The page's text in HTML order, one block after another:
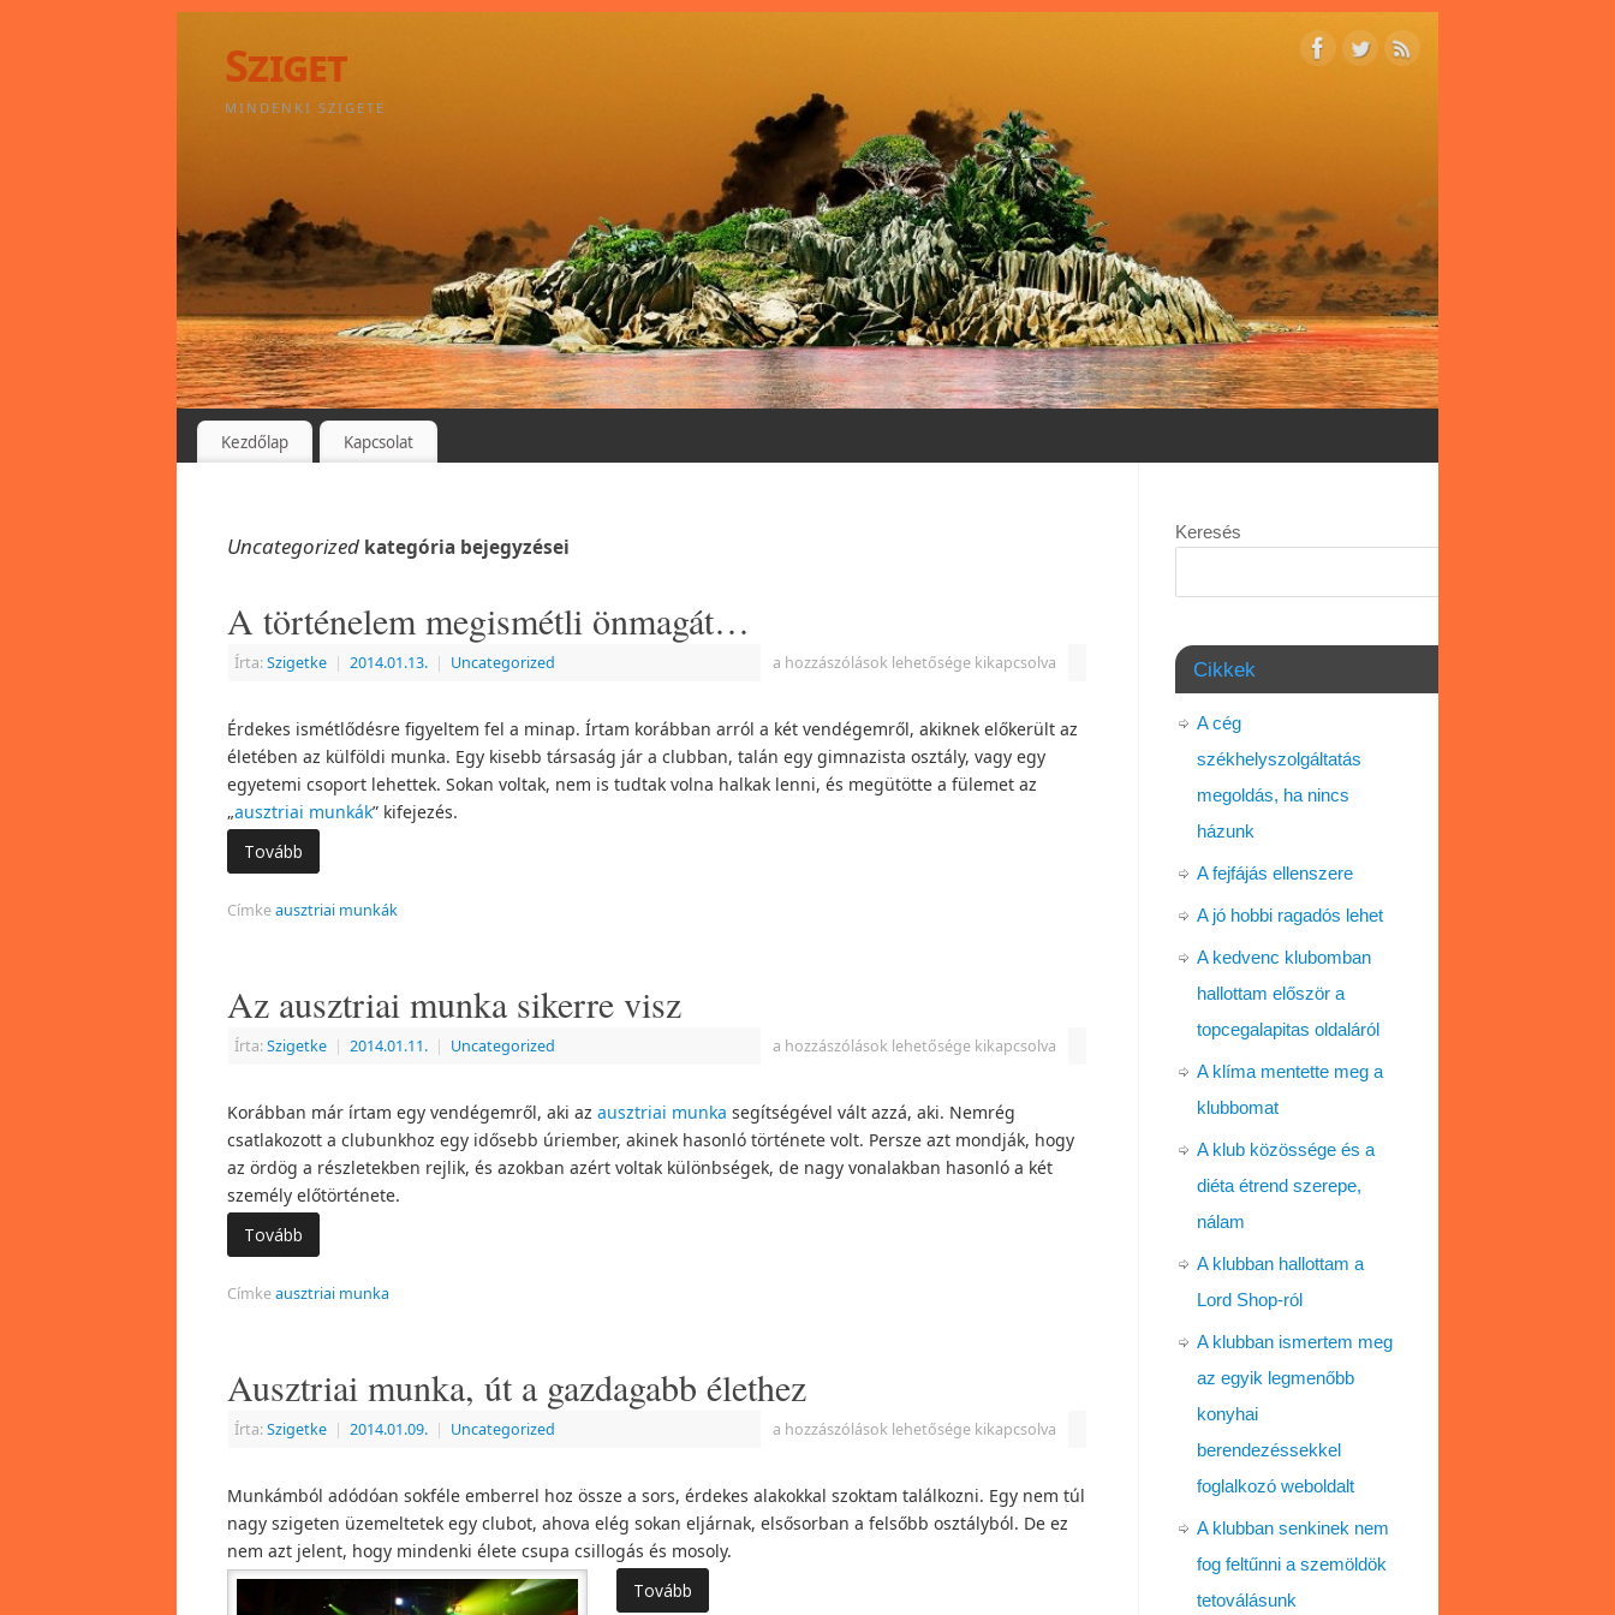
Sziget
MINDENKI SZIGETE
Kezdőlap Kapcsolat
Uncategorized kategória bejegyzései
A történelem megismétli önmagát…
Írta:Szigetke | 2014.01.13. | Uncategorized a hozzászólások lehetősége kikapcsolva
Érdekes ismétlődésre figyeltem fel a minap. Írtam korábban arról a két vendégemről, akiknek előkerült az
életében az külföldi munka. Egy kisebb társaság jár a clubban, talán egy gimnazista osztály, vagy egy
egyetemi csoport lehettek. Sokan voltak, nem is tudtak volna halkak lenni, és megütötte a fülemet az
„ausztriai munkák” kifejezés.
Tovább
Címkeausztriai munkák
Az ausztriai munka sikerre visz
Írta:Szigetke | 2014.01.11. | Uncategorized a hozzászólások lehetősége kikapcsolva
Korábban már írtam egy vendégemről, aki az ausztriai munka segítségével vált azzá, aki. Nemrég
csatlakozott a clubunkhoz egy idősebb úriember, akinek hasonló története volt. Persze azt mondják, hogy
az ördög a részletekben rejlik, és azokban azért voltak különbségek, de nagy vonalakban hasonló a két
személy előtörténete.
Tovább
Címkeausztriai munka
Ausztriai munka, út a gazdagabb élethez
Írta:Szigetke | 2014.01.09. | Uncategorized a hozzászólások lehetősége kikapcsolva
Munkámból adódóan sokféle emberrel hoz össze a sors, érdekes alakokkal szoktam találkozni. Egy nem túl
nagy szigeten üzemeltetek egy clubot, ahova elég sokan eljárnak, elsősorban a felsőbb osztályból. De ez
nem azt jelent, hogy mindenki élete csupa csillogás és mosoly.
Tovább
Keresés
Cikkek
A cég
székhelyszolgáltatás
megoldás, ha nincs
házunk
A fejfájás ellenszere
A jó hobbi ragadós lehet
A kedvenc klubomban
hallottam először a
topcegalapitas oldaláról
A klíma mentette meg a
klubbomat
A klub közössége és a
diéta étrend szerepe,
nálam
A klubban hallottam a
Lord Shop-ról
A klubban ismertem meg
az egyik legmenőbb
konyhai
berendezéssekkel
foglalkozó weboldalt
A klubban senkinek nem
fog feltűnni a szemöldök
tetoválásunk